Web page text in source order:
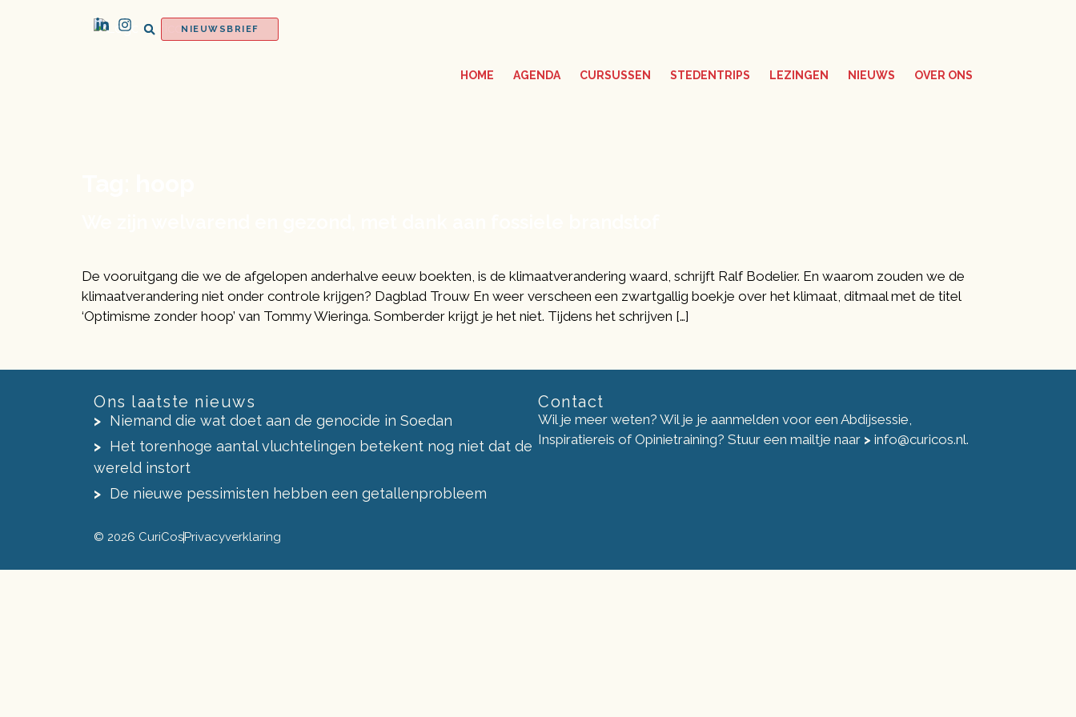
NIEUWSBRIEF
HOME AGENDA CURSUSSEN STEDENTRIPS LEZINGEN NIEUWS OVER ONS
De vooruitgang die we de afgelopen anderhalve eeuw boekten, is de klimaatverandering waard, schrijft Ralf Bodelier. En waarom zouden we de
klimaatverandering niet onder controle krijgen? Dagblad Trouw En weer verscheen een zwartgallig boekje over het klimaat, ditmaal met de titel
‘Optimisme zonder hoop’ van Tommy Wieringa. Somberder krijgt je het niet. Tijdens het schrijven […]
Ons laatste nieuws
Niemand die wat doet aan de genocide in Soedan
Het torenhoge aantal vluchtelingen betekent nog niet dat de
wereld instort
De nieuwe pessimisten hebben een getallenprobleem
Contact
Wil je meer weten? Wil je je aanmelden voor een Abdijsessie,
Inspiratiereis of Opinietraining? Stuur een mailtje naar > info@curicos.nl.
© 2026 CuriCosPrivacyverklaring